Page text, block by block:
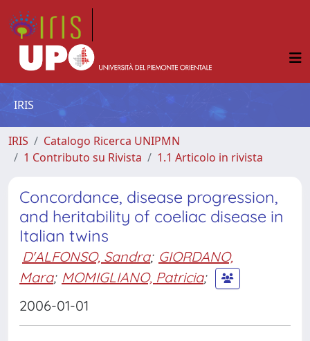
IRIS
IRIS
Catalogo Ricerca UNIPMN
1 Contributo su Rivista
1.1 Articolo in rivista
Concordance, disease progression,
and heritability of coeliac disease in
Italian twins
D'ALFONSO, Sandra; GIORDANO,
Mara; MOMIGLIANO, Patricia;
2006-01-01